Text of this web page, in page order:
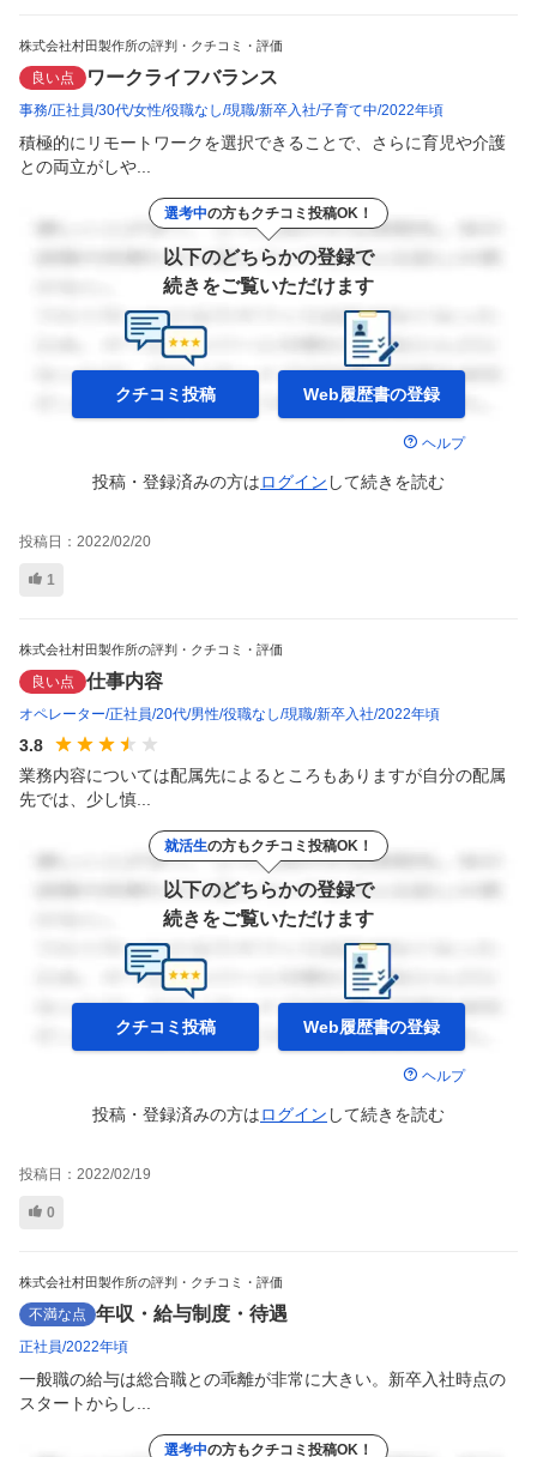
株式会社村田製作所の評判・クチコミ・評価
良い点 ワークライフバランス
事務 正社員 30代 女性 役職なし 現職 新卒入社 子育て中 2022年頃
積極的にリモートワークを選択できることで、さらに育児や介護
との両立がしや...
選考中の方もクチコミ投稿OK！
以下のどちらかの登録で
続きをご覧いただけます
クチコミ投稿 Web履歴書の登録
ヘルプ
投稿・登録済みの方はログイン して続きを読む
投稿日： 2022/02/20
1
株式会社村田製作所の評判・クチコミ・評価
良い点 仕事内容
オペレーター 正社員 20代 男性 役職なし 現職 新卒入社 2022年頃
3.8
業務内容については配属先によるところもありますが自分の配属
先では、少し慎...
就活生の方もクチコミ投稿OK！
以下のどちらかの登録で
続きをご覧いただけます
クチコミ投稿 Web履歴書の登録
ヘルプ
投稿・登録済みの方はログイン して続きを読む
投稿日： 2022/02/19
0
株式会社村田製作所の評判・クチコミ・評価
不満な点 年収・給与制度・待遇
正社員 2022年頃
一般職の給与は総合職との乖離が非常に大きい。新卒入社時点の
スタートからし...
選考中の方もクチコミ投稿OK！